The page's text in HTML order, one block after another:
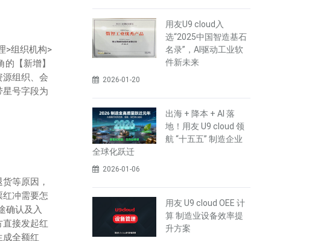
>组织机构>
【新增】
组织、会
号字段为
等原因，
冲需要怎
确认及入
接发起红
成全额红
用友U9 cloud入
选“2025中国智造基石
名录”，AI驱动工业软
件新未来
2026-01-20
出海 + 降本 + AI 落
地！用友 U9 cloud 领
航 “十五五” 制造企业
全球化跃迁
2026-01-06
用友 U9 cloud OEE 计
算 制造业设备效率提
升方案